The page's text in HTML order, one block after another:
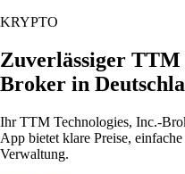
KRYPTO
Zuverlässiger TTM
Broker in
Ihr TTM Technologies, Inc.-
App bietet klare Preise,
Verwaltung.